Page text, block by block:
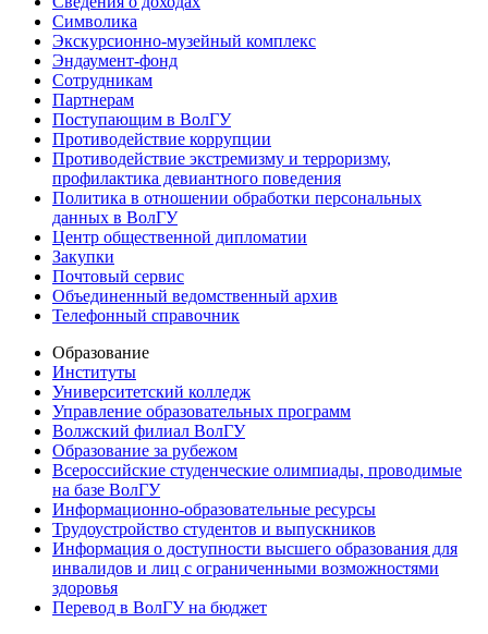
Символика
Экскурсионно-музейный комплекс
Эндаумент-фонд
Сотрудникам
Партнерам
Поступающим в ВолГУ
Противодействие коррупции
Противодействие экстремизму и терроризму,
профилактика девиантного поведения
Политика в отношении обработки персональных
данных в ВолГУ
Центр общественной дипломатии
Закупки
Почтовый сервис
Объединенный ведомственный архив
Телефонный справочник
Образование
Институты
Университетский колледж
Управление образовательных программ
Волжский филиал ВолГУ
Образование за рубежом
Всероссийские студенческие олимпиады, проводимые
на базе ВолГУ
Информационно-образовательные ресурсы
Трудоустройство студентов и выпускников
Информация о доступности высшего образования для
инвалидов и лиц с ограниченными возможностями
здоровья
Перевод в ВолГУ на бюджет